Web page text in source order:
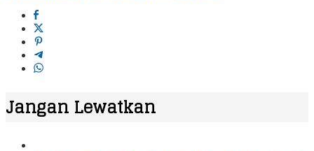
Jangan Lewatkan